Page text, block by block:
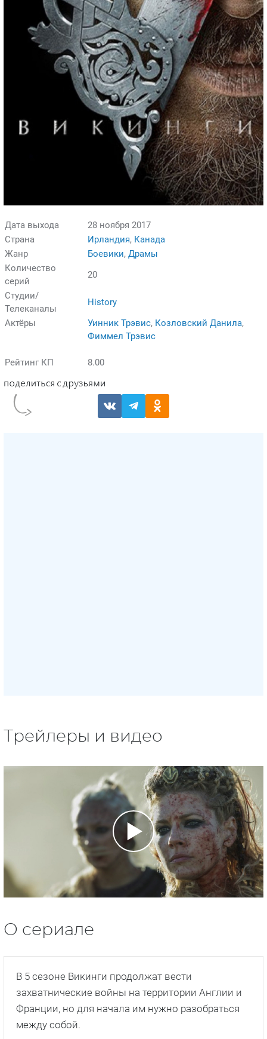
Дата выхода
28 ноября 2017
Страна
Ирландия, Канада
Жанр
Боевики, Драмы
Количество
серий
20
Студии/
Телеканалы
History
Актёры
Уинник Трэвис, Козловский Данила,
Фиммел Трэвис
Рейтинг КП 8.00
Трейлеры и видео
О сериале
В 5 сезоне Викинги продолжат вести
захватнические войны на территории Англии и
Франции, но для начала им нужно разобраться
между собой.